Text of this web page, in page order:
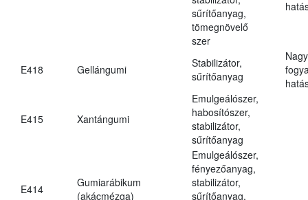
sűrítőanyag,
tömegnövelő
szer
E418 Gellángumi
Stabilizátor,
sűrítőanyag
E415 Xantángumi
Emulgeálószer,
habosítószer,
stabilizátor,
sűrítőanyag
E414
Gumiarábikum
(akácmézga)
Emulgeálószer,
fényezőanyag,
stabilizátor,
sűrítőanyag,